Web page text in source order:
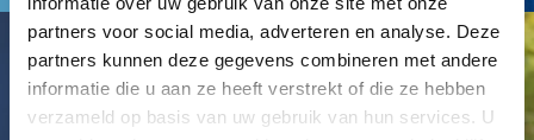
partners voor social media, adverteren en analyse. Deze
partners kunnen deze gegevens combineren met andere
informatie die u aan ze heeft verstrekt of die ze hebben
verzameld op basis van uw gebruik van hun services. U